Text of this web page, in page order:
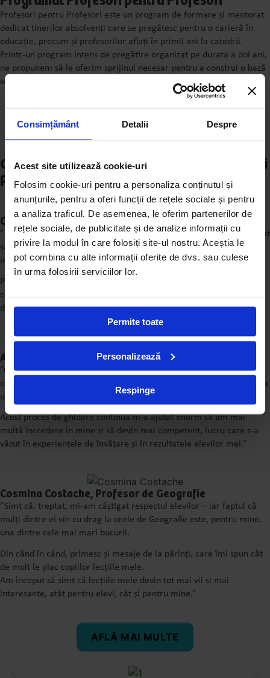
Consimțământ Detalii Despre
Acest site utilizează cookie-uri
Folosim cookie-uri pentru a personaliza conținutul și
anunțurile, pentru a oferi funcții de rețele sociale și pentru
a analiza traficul. De asemenea, le oferim partenerilor de
rețele sociale, de publicitate și de analize informații cu
privire la modul în care folosiți site-ul nostru. Aceștia le
pot combina cu alte informații oferite de dvs. sau culese
în urma folosirii serviciilor lor.
Permite toate
Personalizează
Respinge
Profesori pentru Profesori este un program de formare și mentorat
dedicat tinerilor absolvenți care se pregătesc pentru o carieră în
educație, precum și profesorilor aflați în primii ani la catedră.
Printr-un program intens de pregătire organizat pe durata a doi ani,
ne propunem să le oferim sprijinul necesar pentru a construi o bază
solidă pentru o carieră de succes în educație.
Ce spun participanții la programul ”Profesori
pentru Profesori”?
Oana Otveș, Profesor de Istorie
”Lucrul îndeaproape cu profesori de istorie experimentați m-a ajutat
să descopăr noi metode de predare, contexte istorice și abordări
interdisciplinare.
Prin acest program, mi-am dezvoltat abilități esențiale de
comunicare, am înțeles mai bine nevoile elevilor și am creat medii
de învățare captivante și stimulante.”
Andrei Vasiliu, Profesor de Fizică
”Ce mi-a plăcut cel mai mult la acest program a fost atmosfera de
colaborare, accesul la resurse variate și sprijinul constant din partea
unor profesori experimentați.
Acest proces de ghidare continuă m-a ajutat enorm să am mai
multă încredere în mine și să devin mai competent, lucru care s-a
văzut în experiențele de învățare și în rezultatele elevilor mei.”
Cosmina Costache, Profesor de Geografie
”Simt că, treptat, mi-am câștigat respectul elevilor – iar faptul că
mulți dintre ei vin cu drag la orele de Geografie este, pentru mine,
una dintre cele mai mari bucurii.
Din când în când, primesc și mesaje de la părinți, care îmi spun cât
de mult le plac copiilor lecțiile mele.
Am început să simt că lecțiile mele devin tot mai vii și mai
interesante, atât pentru elevi, cât și pentru mine.”
AFLĂ MAI MULTE